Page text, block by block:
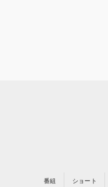
番組 ショート